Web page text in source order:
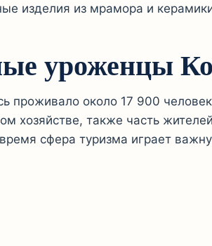
изделия из мрамора и
уроженцы
проживало около 17 900
хозяйстве, также часть
сфера туризма играет